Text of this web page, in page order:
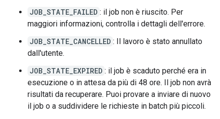
JOB_STATE_FAILED : il job non è riuscito. Per
maggiori informazioni, controlla i dettagli dell'errore.
JOB_STATE_CANCELLED : Il lavoro è stato annullato
dall'utente.
JOB_STATE_EXPIRED : il job è scaduto perché era in
esecuzione o in attesa da più di 48 ore. Il job non avrà
risultati da recuperare. Puoi provare a inviare di nuovo
il job o a suddividere le richieste in batch più piccoli.